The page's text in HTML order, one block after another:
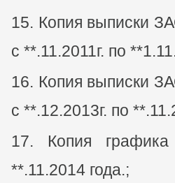
Копия выписки
с **.11.2011г. по
Копия выписки
с **.12.2013г. по
Копия
**.11.2014 года.;